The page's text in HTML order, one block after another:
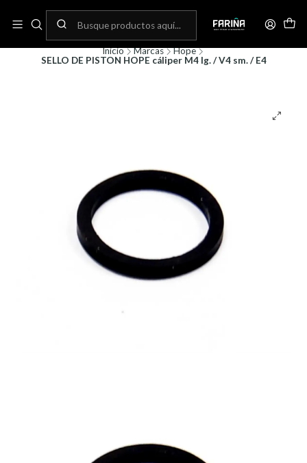
Envíos gratis por compras sobre 80.000! (No aplica para bicicletas)
Inicio Marcas
Hope
SELLO DE PISTON HOPE cáliper M4 lg. / V4 sm. / E4